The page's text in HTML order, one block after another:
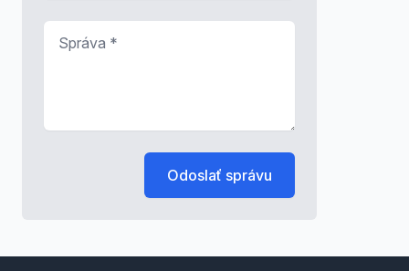
Odoslať správu